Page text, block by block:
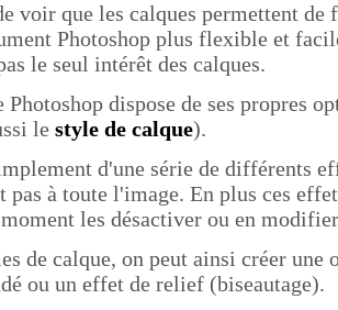
voir que les calques permettent
Photoshop plus flexible et
le seul intérêt des calques.
Photoshop dispose de ses propres
le style de calque).
d'une série de différents
pas à toute l'image. En plus ces
les désactiver ou en
de calque, on peut ainsi créer une
ou un effet de relief (biseautage).